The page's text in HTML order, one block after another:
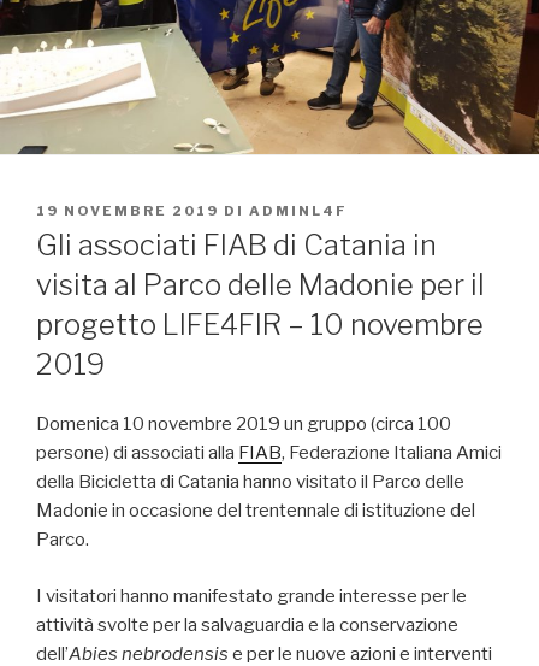
PUBBLICATO
IL
19 NOVEMBRE 2019 DI ADMINL4F
Gli associati FIAB di Catania in
visita al Parco delle Madonie per il
progetto LIFE4FIR – 10 novembre
2019
Domenica 10 novembre 2019 un gruppo (circa 100
persone) di associati alla FIAB, Federazione Italiana Amici
della Bicicletta di Catania hanno visitato il Parco delle
Madonie in occasione del trentennale di istituzione del
Parco.
I visitatori hanno manifestato grande interesse per le
attività svolte per la salvaguardia e la conservazione
dell’Abies nebrodensis e per le nuove azioni e interventi